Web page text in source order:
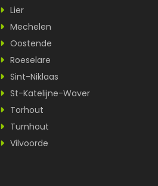
Lier
Mechelen
Oostende
Roeselare
Sint-Niklaas
St-Katelijne-Waver
Torhout
Turnhout
Vilvoorde